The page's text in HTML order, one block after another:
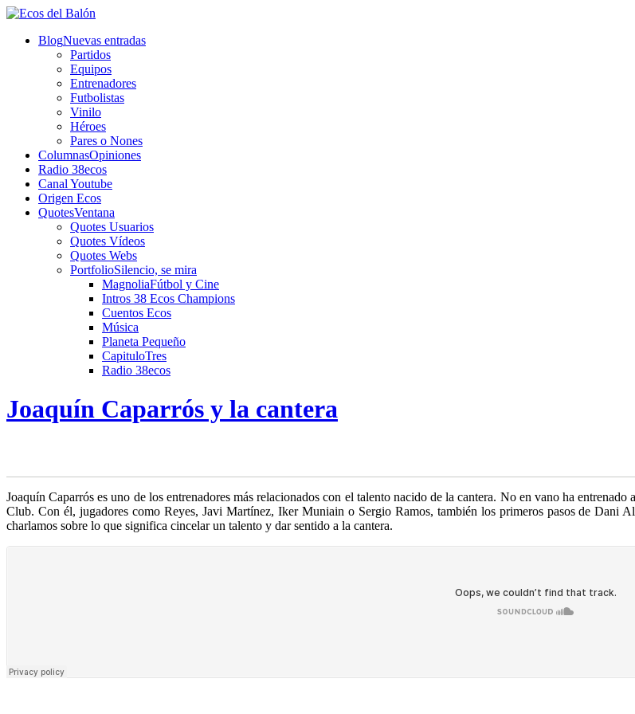
BlogNuevas entradas
Partidos
Equipos
Entrenadores
Futbolistas
Vinilo
Héroes
Pares o Nones
ColumnasOpiniones
Radio 38ecos
Canal Youtube
Origen Ecos
QuotesVentana
Quotes Usuarios
Quotes Vídeos
Quotes Webs
PortfolioSilencio, se mira
MagnoliaFútbol y Cine
Intros 38 Ecos Champions
Cuentos Ecos
Música
Planeta Pequeño
CapituloTres
Radio 38ecos
Joaquín Caparrós y la cantera
Joaquín Caparrós es uno de los entrenadores más relacionados con el talento nacido de la cantera. No en vano ha
Club. Con él, jugadores como Reyes, Javi Martínez, Iker Muniain o Sergio Ramos, también los primeros pasos de Dani
charlamos sobre lo que significa cincelar un talento y dar sentido a la cantera.